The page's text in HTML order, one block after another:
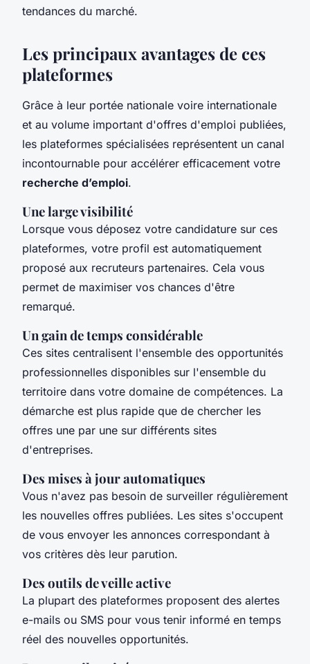
tendances du marché.
Les principaux avantages de ces
plateformes
Grâce à leur portée nationale voire internationale
et au volume important d'offres d'emploi publiées,
les plateformes spécialisées représentent un canal
incontournable pour accélérer efficacement votre
recherche d’emploi.
Une large visibilité
Lorsque vous déposez votre candidature sur ces
plateformes, votre profil est automatiquement
proposé aux recruteurs partenaires. Cela vous
permet de maximiser vos chances d'être
remarqué.
Un gain de temps considérable
Ces sites centralisent l'ensemble des opportunités
professionnelles disponibles sur l'ensemble du
territoire dans votre domaine de compétences. La
démarche est plus rapide que de chercher les
offres une par une sur différents sites
d'entreprises.
Des mises à jour automatiques
Vous n'avez pas besoin de surveiller régulièrement
les nouvelles offres publiées. Les sites s'occupent
de vous envoyer les annonces correspondant à
vos critères dès leur parution.
Des outils de veille active
La plupart des plateformes proposent des alertes
e-mails ou SMS pour vous tenir informé en temps
réel des nouvelles opportunités.